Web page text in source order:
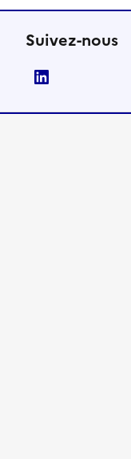
Suivez-nous